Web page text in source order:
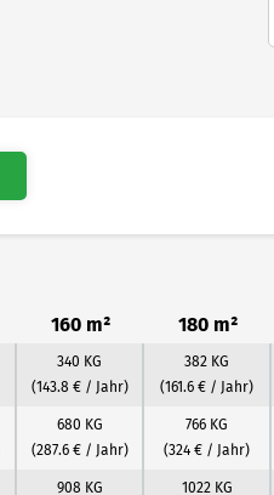
160 m² 180 m²
340 KG
(143.8 € / Jahr)
382 KG
(161.6 € / Jahr)
680 KG
(287.6 € / Jahr)
766 KG
(324 € / Jahr)
908 KG 1022 KG